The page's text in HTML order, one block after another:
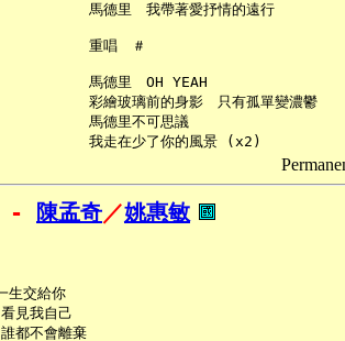
     馬德里　我帶著愛抒情的遠行
     重唱　＃
     馬德里　OH YEAH
     彩繪玻璃前的身影　只有孤單變濃鬱
     馬德里不可思議
- 陳孟奇／姚惠敏
生交給你
見我自己
都不會離棄